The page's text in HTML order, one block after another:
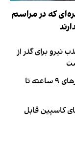
کریستیانو؛ ۱۰ چهره‌ای که در مراسم
نیرو برای گذر از
روایت فداکاری‌های محمد صلاح؛ از سفرهای ۹ ساعته تا
کاسپین قابل